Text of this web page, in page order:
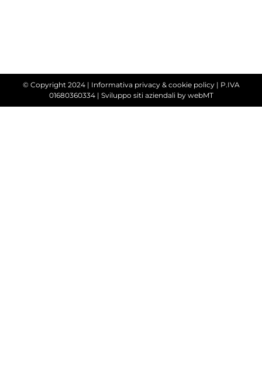
© Copyright 2024 | Informativa privacy & cookie policy| P.IVA
01680360334 | Sviluppo siti aziendaliby webMT